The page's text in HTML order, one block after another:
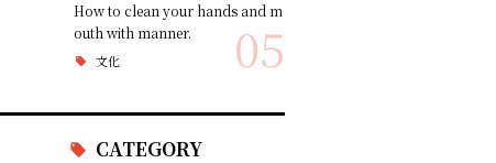
How to clean your hands and m
outh with manner.
文化 05
CATEGORY